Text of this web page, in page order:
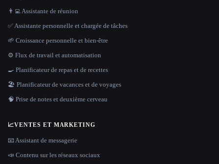
👨‍💻 Assistante de réunion
✅ Assistante personnelle et chargée de tâches
🌱 Croissance personnelle et bien-être
⚙️ Flux de travail et automatisation
🍳 Planificateur de repas et de recettes
🏖 Planificateur de vacances et de voyages
🧠 Prise de notes et deuxième cerveau
📈VENTES ET MARKETING
📧 Assistant de messagerie
📣 Contenu sur les réseaux sociaux